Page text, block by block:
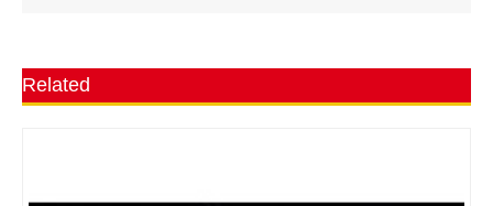
Related